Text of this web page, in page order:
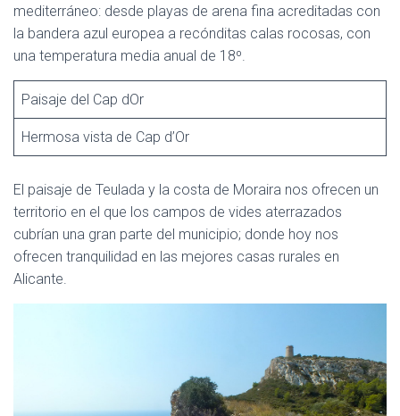
mediterráneo: desde playas de arena fina acreditadas con
la bandera azul europea a recónditas calas rocosas, con
una temperatura media anual de 18º.
Paisaje del Cap dOr
Hermosa vista de Cap d’Or
El paisaje de Teulada y la costa de Moraira nos ofrecen un
territorio en el que los campos de vides aterrazados
cubrían una gran parte del municipio; donde hoy nos
ofrecen tranquilidad en las mejores casas rurales en
Alicante.